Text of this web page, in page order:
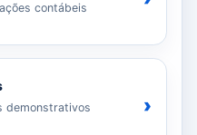
contábeis
demonstrativos
›